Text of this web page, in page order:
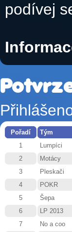
podívej
Pořadí
Tým
1
Lumpíci
2
Motácy
3
Pleskači
4
POKR
5
Šepa
6
LP 2013
7
No a coo